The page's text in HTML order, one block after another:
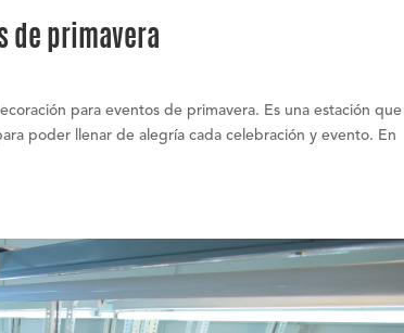
de primavera
para eventos de primavera. Es una estación que
poder llenar de alegría cada celebración y evento. En